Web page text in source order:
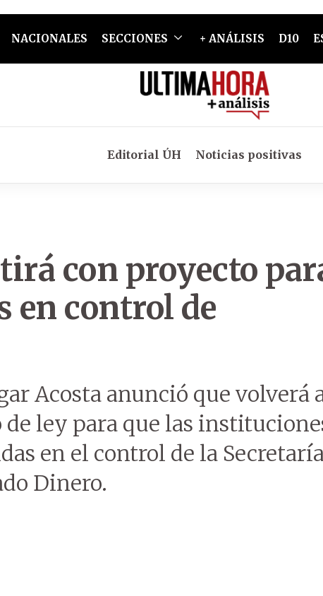
NACIONALES SECCIONES + ANÁLISIS D10
Editorial ÚH Noticias positivas
con proyecto
en control de
Acosta anunció que volverá
ley para que las
en el control de la
Dinero.